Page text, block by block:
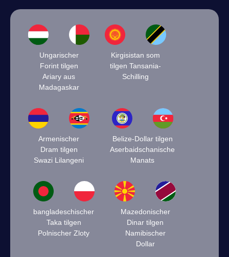
Ungarischer
Forint tilgen
Ariary aus
Madagaskar
Kirgisistan som
tilgen Tansania-
Schilling
Armenischer
Dram tilgen
Swazi Lilangeni
Belize-Dollar tilgen
Aserbaidschanische
Manats
bangladeschischer
Taka tilgen
Polnischer Zloty
Mazedonischer
Dinar tilgen
Namibischer
Dollar